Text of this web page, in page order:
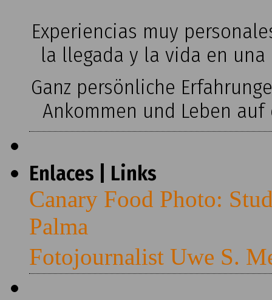
Experiencias muy
la llegada y la vida en
Ganz persönliche
Ankommen und Leben
Enlaces | Links
Canary Food Photo:
Palma
Fotojournalist Uwe S.